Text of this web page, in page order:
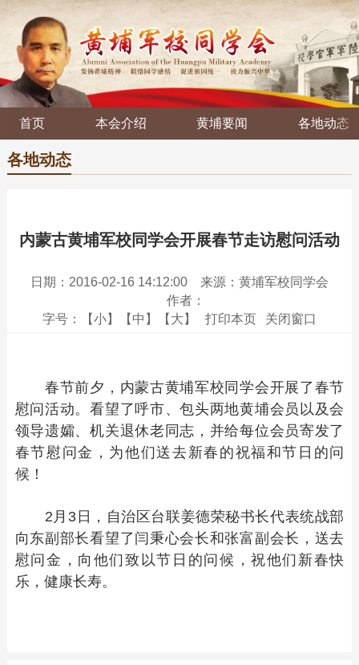
首页 本会介绍 黄埔要闻 各地动态
各地动态
内蒙古黄埔军校同学会开展春节走访慰问活动
日期：2016-02-16 14:12:00
来源：黄埔军校同学会
作者：
字号：
【小】 【中】 【大】 打印本页 关闭窗口
春节前夕，内蒙古黄埔军校同学会开展了春节
慰问活动。看望了呼市、包头两地黄埔会员以及会
领导遗孀、机关退休老同志，并给每位会员寄发了
春节慰问金，为他们送去新春的祝福和节日的问
候！
2月3日，自治区台联姜德荣秘书长代表统战部
向东副部长看望了闫秉心会长和张富副会长，送去
慰问金，向他们致以节日的问候，祝他们新春快
乐，健康长寿。